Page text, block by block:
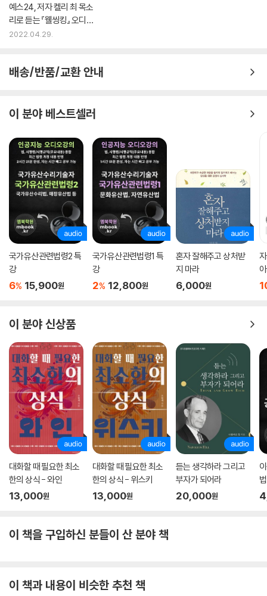
예스24, 저자 켈리 최 목소
리로 듣는 『웰씽킹』 오디오
북 단독 론칭
2022.04.29.
배송/반품/교환 안내
이 분야 베스트셀러
국가유산관련법령2 특
강
6% 15,900원
국가유산관련법령1 특
강
2% 12,800원
혼자 잘해주고 상처받
지 마라
6,000원
이 분야 신상품
대화할 때 필요한 최소
한의 상식 - 와인
13,000원
대화할 때 필요한 최소
한의 상식 - 위스키
13,000원
듣는 생각하라 그리고
부자가 되어라
20,000원
이 책을 구입하신 분들이 산 분야 책
이 책과 내용이 비슷한 추천 책